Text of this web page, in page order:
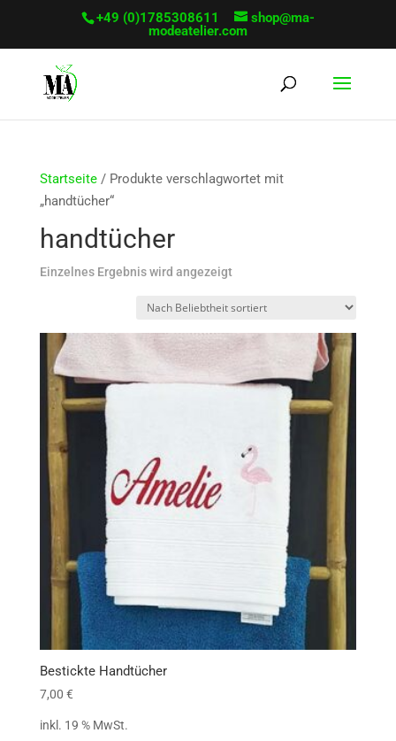
+49 (0)1785308611
shop@ma-
modeatelier.com
Startseite/ Produkte verschlagwortet mit
„handtücher“
handtücher
Einzelnes Ergebnis wird angezeigt
Bestickte Handtücher
7,00 €
inkl. 19 % MwSt.